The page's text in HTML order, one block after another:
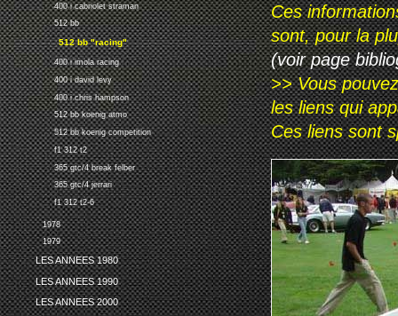
400 i cabriolet straman
512 bb
512 bb "racing"
400 i imola racing
400 i david levy
400 i chris hampson
512 bb koenig atmo
512 bb koenig competition
f1 312 t2
365 gtc/4 break felber
365 gtc/4 jerrari
f1 312 t2-6
1978
1979
LES ANNEES 1980
LES ANNEES 1990
LES ANNEES 2000
Ces
sont, pour la
(voir page
>> Vous
les liens qui
Ces liens sont